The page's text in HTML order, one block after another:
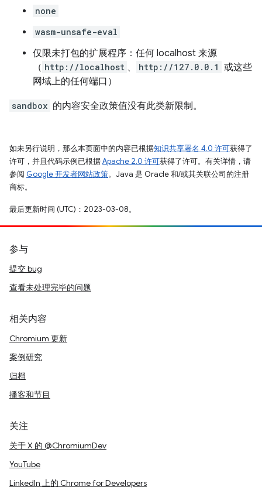
none
wasm-unsafe-eval
仅限未打包的扩展程序：任何 localhost 来源
（ http://localhost 、 http://127.0.0.1 或这些
网域上的任何端口）
sandbox 的内容安全政策值没有此类新限制。
如未另行说明，那么本页面中的内容已根据知识共享署名 4.0 许可获得了
许可，并且代码示例已根据Apache 2.0 许可获得了许可。有关详情，请
参阅 Google 开发者网站政策。Java 是 Oracle 和/或其关联公司的注册
商标。
最后更新时间 (UTC)：2023-03-08。
参与
提交 bug
查看未处理完毕的问题
相关内容
Chromium 更新
案例研究
归档
播客和节目
关注
关于 X 的 @ChromiumDev
YouTube
LinkedIn 上的 Chrome for Developers